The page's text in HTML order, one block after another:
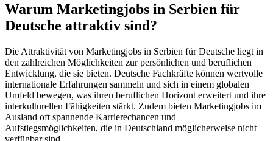
Warum Marketingjobs in Serbien für
Deutsche attraktiv sind?
Die Attraktivität von Marketingjobs in Serbien für Deutsche liegt in
den zahlreichen Möglichkeiten zur persönlichen und beruflichen
Entwicklung, die sie bieten. Deutsche Fachkräfte können wertvolle
internationale Erfahrungen sammeln und sich in einem globalen
Umfeld bewegen, was ihren beruflichen Horizont erweitert und ihre
interkulturellen Fähigkeiten stärkt. Zudem bieten Marketingjobs im
Ausland oft spannende Karrierechancen und
Aufstiegsmöglichkeiten, die in Deutschland möglicherweise nicht
verfügbar sind.